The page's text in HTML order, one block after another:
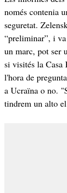
només contenia
seguretat.
“preliminar”, i
un marc, pot ser
si visités la Casa
l'hora de
a Ucraïna o no.
tindrem un alto